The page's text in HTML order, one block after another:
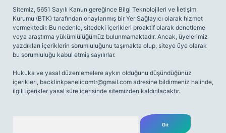
Sitemiz, 5651 Sayılı Kanun gereğince Bilgi Teknolojileri ve İletişim
Kurumu (BTK) tarafından onaylanmış bir Yer Sağlayıcı olarak hizmet
vermektedir. Bu nedenle, sitedeki içerikleri proaktif olarak denetleme
veya araştırma yükümlülüğümüz bulunmamaktadır. Ancak, üyelerimiz
yazdıkları içeriklerin sorumluluğunu taşımakta olup, siteye üye olarak
bu sorumluluğu kabul etmiş sayılırlar.
Hukuka ve yasal düzenlemelere aykırı olduğunu düşündüğünüz
içerikleri, backlinkpanelicomtr@gmail.com adresine bildirmeniz halinde,
ilgili içerikler yasal süre içerisinde sitemizden kaldırılacaktır.